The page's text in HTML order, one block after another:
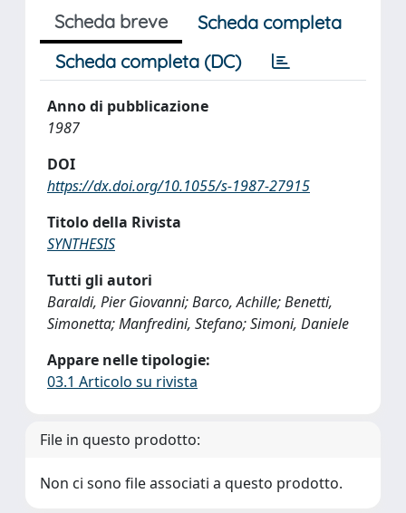
Scheda breve
Scheda completa
Scheda completa (DC)
Anno di pubblicazione
1987
DOI
https://dx.doi.org/10.1055/s-1987-27915
Titolo della Rivista
SYNTHESIS
Tutti gli autori
Baraldi, Pier Giovanni; Barco, Achille; Benetti,
Simonetta; Manfredini, Stefano; Simoni, Daniele
Appare nelle tipologie:
03.1 Articolo su rivista
File in questo prodotto:
Non ci sono file associati a questo prodotto.